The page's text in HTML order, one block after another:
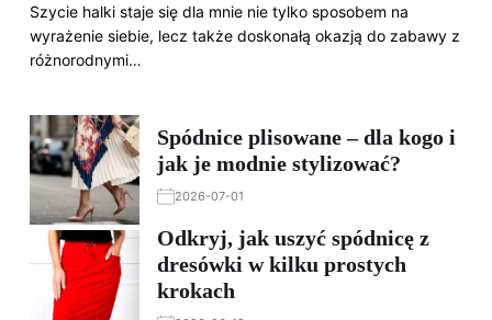
Szycie halki staje się dla mnie nie tylko sposobem na
wyrażenie siebie, lecz także doskonałą okazją do zabawy z
różnorodnymi…
Spódnice plisowane – dla kogo i
jak je modnie stylizować?
2026-07-01
Odkryj, jak uszyć spódnicę z
dresówki w kilku prostych
krokach